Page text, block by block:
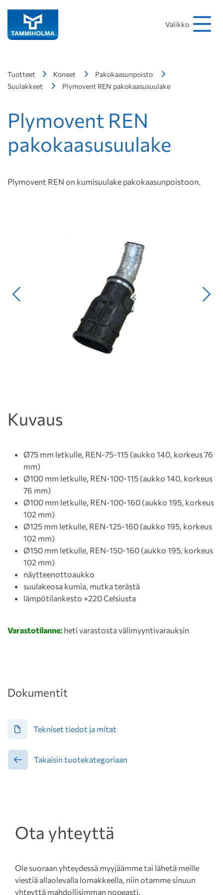
Valikko
Tuotteet Koneet
Pakokaasunpoisto
Suulakkeet
Plymovent REN pakokaasusuulake
Plymovent REN
pakokaasusuulake
Plymovent REN on kumisuulake pakokaasunpoistoon.
Edellinen
Kuvaus
Ø75 mm letkulle, REN-75-115 (aukko 140, korkeus 76
mm)
Ø100 mm letkulle, REN-100-115 (aukko 140, korkeus
76 mm)
Ø100 mm letkulle, REN-100-160 (aukko 195, korkeus
102 mm)
Ø125 mm letkulle, REN-125-160 (aukko 195, korkeus
102 mm)
Ø150 mm letkulle, REN-150-160 (aukko 195, korkeus
102 mm)
näytteenottoaukko
suulakeosa kumia, mutka terästä
lämpötilankesto +220 Celsiusta
Varastotilanne: heti varastosta välimyyntivarauksin
Dokumentit
Tekniset tiedot ja mitat
Takaisin tuotekategoriaan
Ota yhteyttä
Ole suoraan yhteydessä myyjäämme tai lähetä meille
viestiä allaolevalla lomakkeella, niin otamme sinuun
yhteyttä mahdollisimman nopeasti.